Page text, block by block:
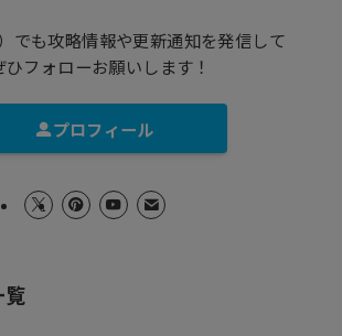
も攻略情報や更新通知を発信して
フォローお願いします！
プロフィール
覧